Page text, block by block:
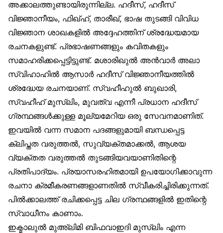
അക്കാലത്തുണ്ടായിരുന്നില്ല. ഹദീസ്, ഹദീസ്
വിജ്ഞാനീയം, ഫിഖ്ഹ്, താരീഖ്, ഭാഷ തുടങ്ങി വിവിധ
വിജ്ഞാന ശാഖകളിൽ അദ്ദേഹത്തിന് ശ്രദ്ധേയമായ
രചനകളുണ്ട്. പ്രഭാഷണങ്ങളും കവിതകളും
സമാഹരിക്കപ്പെട്ടിട്ടുണ്ട്. മശാരിഖുൽ അൻവാർ അലാ
സ്വിഹാഹിൽ ആസാർ ഹദീസ് വിജ്ഞാനീയത്തിൽ
ശ്രദ്ധേയ രചനയാണ്. സ്വഹീഹുൽ ബുഖാരി,
സ്വഹീഹ് മുസ്‌ലിം, മുവത്വ എന്നീ പ്രധാന ഹദീസ്
ഗ്രന്ഥങ്ങൾക്കുള്ള മൂല്യമേറിയ ഒരു സേവനമാണിത്.
ഇവയിൽ വന്ന സമാന പദങ്ങളുമായി ബന്ധപ്പെട്ട
ക്ലിപ്തത വരുത്തൽ, സുവ്യക്തമാക്കൽ, ആശയ
വ്യക്തത വരുത്തൽ തുടങ്ങിയവയാണിതിന്റെ
പ്രതിപാദ്യം. പ്രയാസരഹിതമായി ഉപയോഗിക്കാവുന്ന
രചനാ ക്രമീകരണങ്ങളാണതിൽ സ്വീകരിച്ചിരിക്കുന്നത്.
പിൽക്കാലത്ത് രചിക്കപ്പെട്ട ചില ഗ്രന്ഥങ്ങളിൽ ഇതിന്റെ
സ്വാധീനം കാണാം.
ഇക്മാലുൽ മുഅ്‌ലിമി ബിഫവാഇദി മുസ്‌ലിം എന്ന